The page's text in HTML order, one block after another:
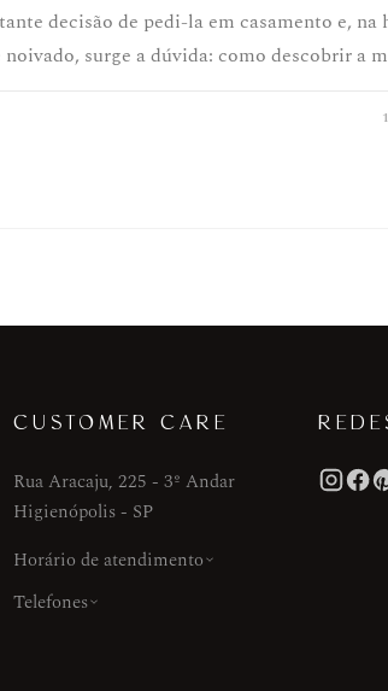
decisão de pedi-la em casamento e, na
surge a dúvida: como descobrir a
CUSTOMER CARE
Rua Aracaju, 225 - 3º Andar
Higienópolis - SP
Horário de atendimento
Telefones